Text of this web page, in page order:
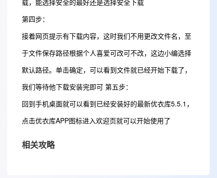
第四步：
接着网页提示有下载内容，这时我们不用更改文件名，至
于文件保存路径根据个人喜爱可改可不改，这边小编选择
默认路径。单击确定，可以看到文件就已经开始下载了，
我们等待他下载安装完即可 第五步：
回到手机桌面就可以看到已经安装好的最新优衣库5.5.1，
点击优衣库APP图标进入欢迎页就可以开始使用了
相关攻略